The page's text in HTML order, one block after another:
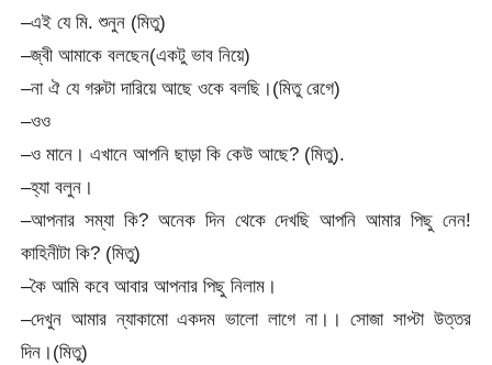
–এই যে মি. শুনুন (মিতু)
–জ্বী আমাকে বলছেন(একটু ভাব নিয়ে)
–না ঐ যে গরুটা দারিয়ে আছে ওকে বলছি।(মিতু রেগে)
–ওও
–ও মানে। এখানে আপনি ছাড়া কি কেউ আছে? (মিতু).
–হ্যা বলুন।
–আপনার সম্যা কি? অনেক দিন থেকে দেখছি আপনি আমার পিছু নেন!
কাহিনীটা কি? (মিতু)
–কৈ আমি কবে আবার আপনার পিছু নিলাম।
–দেখুন আমার ন্যাকামো একদম ভালো লাগে না।। সোজা সাপ্টা উত্তর
দিন।(মিতু)